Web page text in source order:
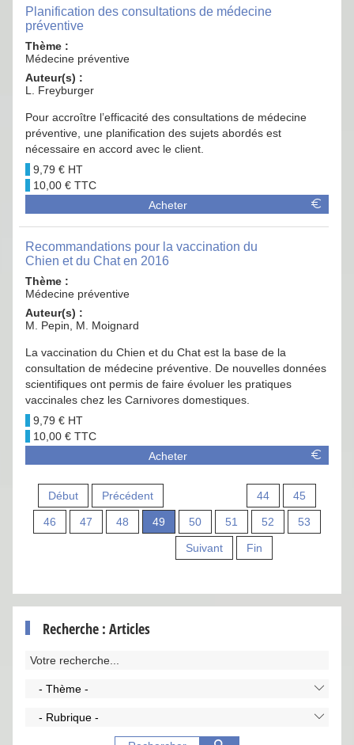
Planification des consultations de médecine
préventive
Thème :
Médecine préventive
Auteur(s) :
L. Freyburger
Pour accroître l’efficacité des consultations de médecine
préventive, une planification des sujets abordés est
nécessaire en accord avec le client.
9,79 €
10,00 €
Acheter
Recommandations pour la vaccination du
Chien et du Chat en 2016
Thème :
Médecine préventive
Auteur(s) :
M. Pepin, M. Moignard
La vaccination du Chien et du Chat est la base de la
consultation de médecine préventive. De nouvelles données
scientifiques ont permis de faire évoluer les pratiques
vaccinales chez les Carnivores domestiques.
9,79 €
10,00 €
Acheter
Début Précédent 44 45
46 47 48 49 50 51 52 53
Suivant Fin
Recherche : Articles
- Thème -
- Rubrique -